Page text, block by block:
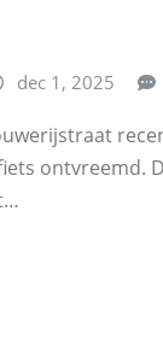
dec 1, 2025
ontvreemd.